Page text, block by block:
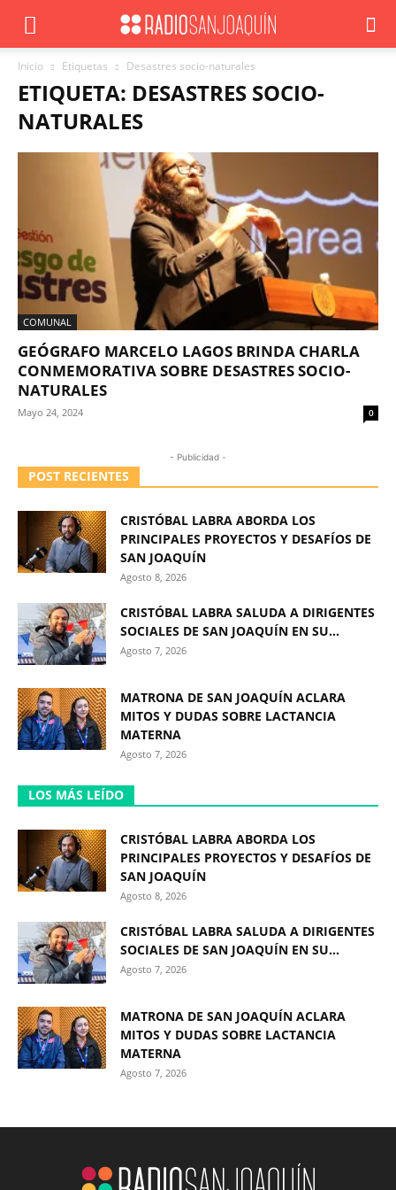
Inicio Etiquetas Desastres socio-naturales
ETIQUETA: DESASTRES SOCIO-
NATURALES
COMUNAL
GEÓGRAFO MARCELO LAGOS BRINDA CHARLA
CONMEMORATIVA SOBRE DESASTRES SOCIO-
NATURALES
Mayo 24, 2024 0
- Publicidad -
POST RECIENTES
CRISTÓBAL LABRA ABORDA LOS
PRINCIPALES PROYECTOS Y DESAFÍOS DE
SAN JOAQUÍN
Agosto 8, 2026
CRISTÓBAL LABRA SALUDA A DIRIGENTES
SOCIALES DE SAN JOAQUÍN EN SU...
Agosto 7, 2026
MATRONA DE SAN JOAQUÍN ACLARA
MITOS Y DUDAS SOBRE LACTANCIA
MATERNA
Agosto 7, 2026
LOS MÁS LEÍDO
CRISTÓBAL LABRA ABORDA LOS
PRINCIPALES PROYECTOS Y DESAFÍOS DE
SAN JOAQUÍN
Agosto 8, 2026
CRISTÓBAL LABRA SALUDA A DIRIGENTES
SOCIALES DE SAN JOAQUÍN EN SU...
Agosto 7, 2026
MATRONA DE SAN JOAQUÍN ACLARA
MITOS Y DUDAS SOBRE LACTANCIA
MATERNA
Agosto 7, 2026